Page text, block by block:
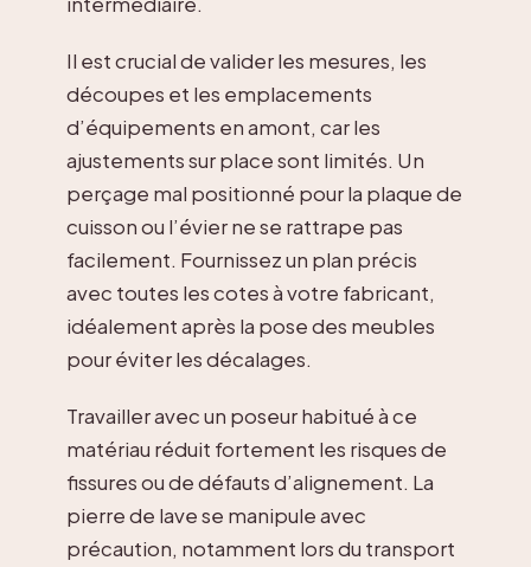
Il est crucial de valider les mesures, les
découpes et les emplacements
d’équipements en amont, car les
ajustements sur place sont limités. Un
perçage mal positionné pour la plaque de
cuisson ou l’évier ne se rattrape pas
facilement. Fournissez un plan précis
avec toutes les cotes à votre fabricant,
idéalement après la pose des meubles
pour éviter les décalages.
Travailler avec un poseur habitué à ce
matériau réduit fortement les risques de
fissures ou de défauts d’alignement. La
pierre de lave se manipule avec
précaution, notamment lors du transport